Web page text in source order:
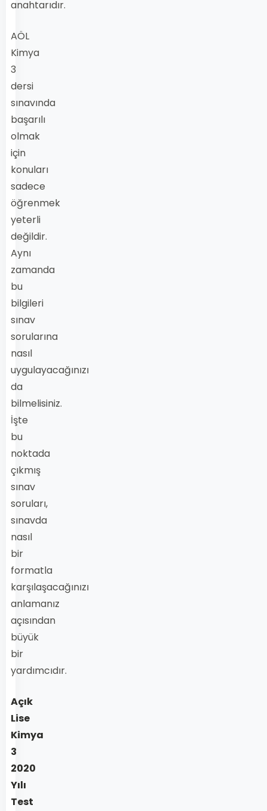
anahtarıdır.
AÖL
Kimya
3
dersi
sınavında
başarılı
olmak
için
konuları
sadece
öğrenmek
yeterli
değildir.
Aynı
zamanda
bu
bilgileri
sınav
sorularına
nasıl
uygulayacağınızı
da
bilmelisiniz.
İşte
bu
noktada
çıkmış
sınav
soruları,
sınavda
nasıl
bir
formatla
karşılaşacağınızı
anlamanız
açısından
büyük
bir
yardımcıdır.
Açık
Lise
Kimya
3
2020
Yılı
Test